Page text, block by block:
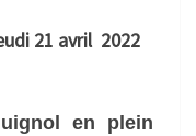
21 avril 2022
en plein